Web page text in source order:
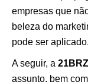
empresas que
beleza do
pode ser aplicado.
A seguir, a 21BRZ
assunto, bem